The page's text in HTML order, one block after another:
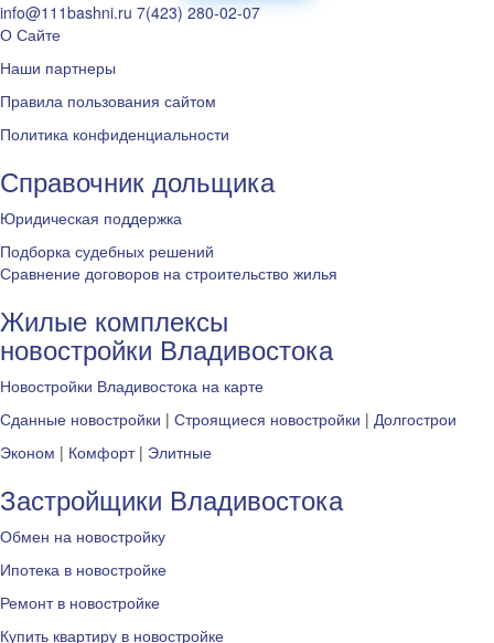
info@111bashni.ru 7(423) 280-02-07
О Сайте
Наши партнеры
Правила пользования сайтом
Политика конфиденциальности
Справочник дольщика
Юридическая поддержка
Подборка судебных решений
Сравнение договоров на строительство жилья
Жилые комплексы
новостройки Владивостока
Новостройки Владивостока на карте
Сданные новостройки | Строящиеся новостройки | Долгострои
Эконом | Комфорт| Элитные
Застройщики Владивостока
Обмен на новостройку
Ипотека в новостройке
Ремонт в новостройке
Купить квартиру в новостройке